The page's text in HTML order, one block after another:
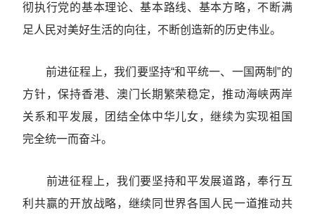
彻执行党的基本理论、基本路线、基本方略，不断满
足人民对美好生活的向往，不断创造新的历史伟业。
前进征程上，我们要坚持“和平统一、一国两制”的
方针，保持香港、澳门长期繁荣稳定，推动海峡两岸
关系和平发展，团结全体中华儿女，继续为实现祖国
完全统一而奋斗。
前进征程上，我们要坚持和平发展道路，奉行互
利共赢的开放战略，继续同世界各国人民一道推动共